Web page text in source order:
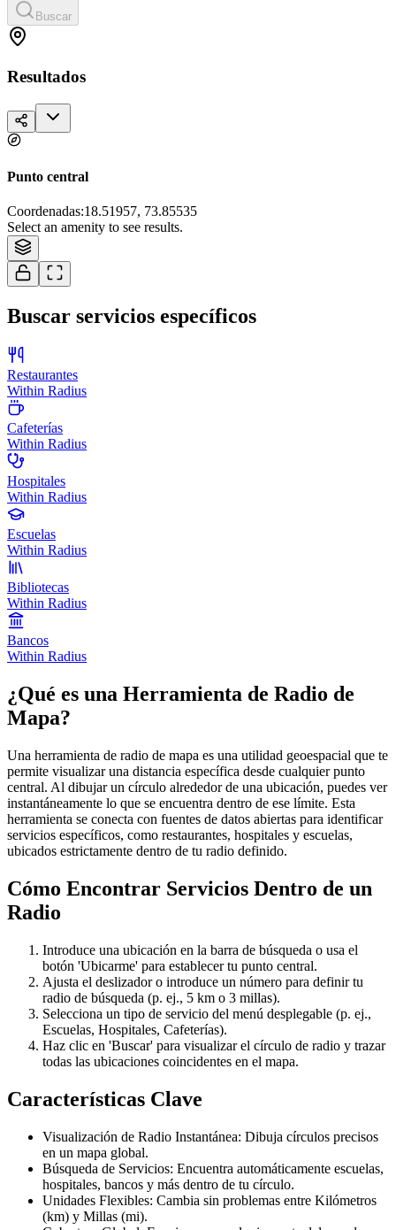
Buscar
Resultados
Punto central
Coordenadas:18.51957, 73.85535
Select an amenity to see results.
Tiles © Esri — Source: Esri, i-cubed, USDA, USGS, AEX, GeoEye,
Getmapping, Aerogrid, IGN, IGP, and the GIS User Community
Buscar servicios específicos
Restaurantes
Within Radius
Cafeterías
Within Radius
Hospitales
Within Radius
Escuelas
Within Radius
Bibliotecas
Within Radius
Bancos
Within Radius
¿Qué es una Herramienta de Radio de
Mapa?
Una herramienta de radio de mapa es una utilidad geoespacial que te
permite visualizar una distancia específica desde cualquier punto
central. Al dibujar un círculo alrededor de una ubicación, puedes ver
instantáneamente lo que se encuentra dentro de ese límite. Esta
herramienta se conecta con fuentes de datos abiertas para identificar
servicios específicos, como restaurantes, hospitales y escuelas,
ubicados estrictamente dentro de tu radio definido.
Cómo Encontrar Servicios Dentro de un
Radio
Introduce una ubicación en la barra de búsqueda o usa el
botón 'Ubicarme' para establecer tu punto central.
Ajusta el deslizador o introduce un número para definir tu
radio de búsqueda (p. ej., 5 km o 3 millas).
Selecciona un tipo de servicio del menú desplegable (p. ej.,
Escuelas, Hospitales, Cafeterías).
Haz clic en 'Buscar' para visualizar el círculo de radio y trazar
todas las ubicaciones coincidentes en el mapa.
Características Clave
Visualización de Radio Instantánea: Dibuja círculos precisos
en un mapa global.
Búsqueda de Servicios: Encuentra automáticamente escuelas,
hospitales, bancos y más dentro de tu círculo.
Unidades Flexibles: Cambia sin problemas entre Kilómetros
(km) y Millas (mi).